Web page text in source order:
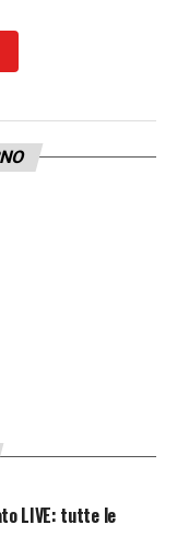
la
LIVE: tutte le